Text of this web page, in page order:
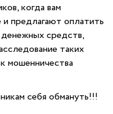
когда вам
предлагают оплатить
средств,
таких
мошенничества
себя обмануть!!!